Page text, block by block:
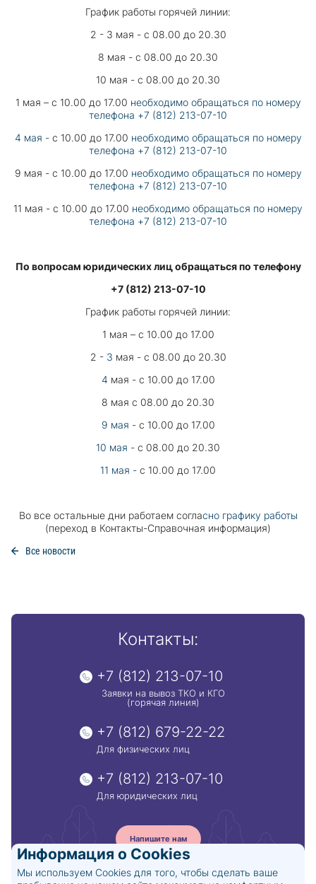
График работы горячей линии:
2 - 3 мая - с 08.00 до 20.30
8 мая - с 08.00 до 20.30
10 мая - с 08.00 до 20.30
1 мая – с 10.00 до 17.00 необходимо обращаться по номеру
телефона +7 (812) 213-07-10
4 мая - с 10.00 до 17.00 необходимо обращаться по номеру
телефона +7 (812) 213-07-10
9 мая - с 10.00 до 17.00 необходимо обращаться по номеру
телефона +7 (812) 213-07-10
11 мая - с 10.00 до 17.00 необходимо обращаться по номеру
телефона +7 (812) 213-07-10
По вопросам юридических лиц обращаться по телефону
+7 (812) 213-07-10
График работы горячей линии:
1 мая – с 10.00 до 17.00
2 - 3 мая - с 08.00 до 20.30
4 мая - с 10.00 до 17.00
8 мая с 08.00 до 20.30
9 мая - с 10.00 до 17.00
10 мая - с 08.00 до 20.30
11 мая - с 10.00 до 17.00
Во все остальные дни работаем согласно графику работы
(переход в Контакты-Справочная информация)
Все новости
Контакты:
+7 (812) 213-07-10
Заявки на вывоз ТКО и КГО
(горячая линия)
+7 (812) 679-22-22
Для физических лиц
+7 (812) 213-07-10
Для юридических лиц
Напишите нам
Информация о Cookies
Мы используем Cookies для того, чтобы сделать ваше